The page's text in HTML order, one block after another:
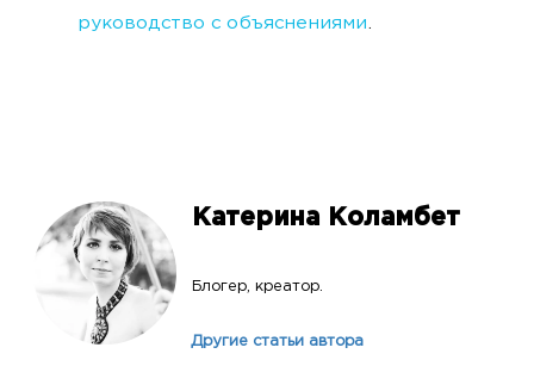
руководство с объяснениями.
Катерина Коламбет
Блогер, креатор.
Другие статьи автора